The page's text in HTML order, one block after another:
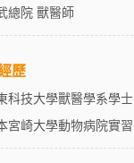
總院 獸醫師
歷
科技大學獸醫學系學士
宮崎大學動物病院實習